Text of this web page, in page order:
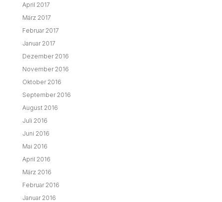
April 2017
März 2017
Februar 2017
Januar 2017
Dezember 2016
November 2016
Oktober 2016
September 2016
August 2016
Juli 2016
Juni 2016
Mai 2016
April 2016
März 2016
Februar 2016
Januar 2016